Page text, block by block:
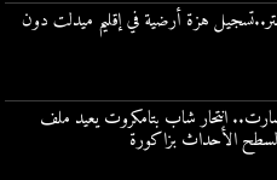
ريختر..تسجيل هزة أرضية في إقليم ميدلت دون
انتحار شاب بتامكروت يعيد ملف
الأحداث بزاكورة